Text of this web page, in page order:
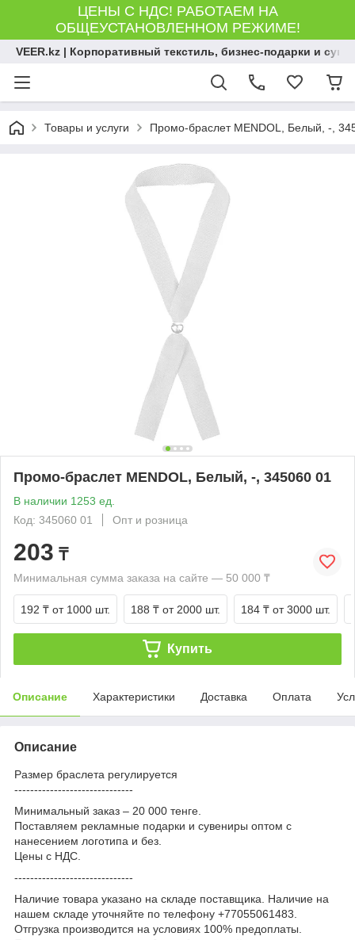
ЦЕНЫ С НДС! РАБОТАЕМ НА
ОБЩЕУСТАНОВЛЕННОМ РЕЖИМЕ!
VEER.kz | Корпоративный текстиль, бизнес-подарки и
Товары и услуги Промо-браслет MENDOL, Белый, -,
Промо-браслет MENDOL, Белый, -, 345060 01
В наличии 1253 ед.
Код: 345060 01
Опт и розница
203 ₸
Минимальная сумма заказа на сайте — 50 000 ₸
192 ₸ от 1000 шт. 188 ₸ от 2000 шт. 184 ₸ от 3000 шт.
Купить
Описание Характеристики Доставка Оплата
Описание
Размер браслета регулируется
------------------------------
Минимальный заказ – 20 000 тенге.
Поставляем рекламные подарки и сувениры оптом с
нанесением логотипа и без.
Цены с НДС.
------------------------------
Наличие товара указано на складе поставщика. Наличие на
нашем складе уточняйте по телефону +77055061483.
Отгрузка производится на условиях 100% предоплаты.